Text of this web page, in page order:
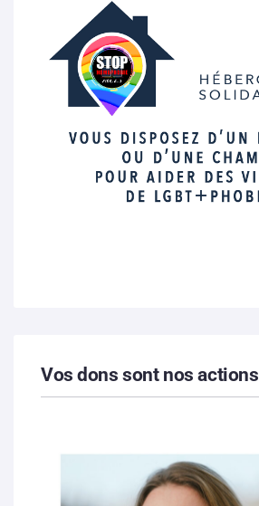
Vos dons sont nos actions